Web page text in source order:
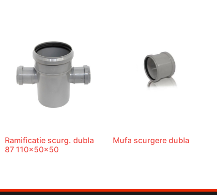
Ramificatie scurg. dubla
87 110x50x50
Mufa scurgere dubla